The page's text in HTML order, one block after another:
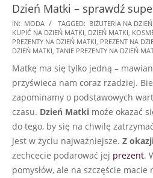
Dzień Matki – sprawdź
2021-
04-
05
IN: MODA TAGGED: BIŻUTERIA NA
KUPIĆ NA DZIEŃ MATKI DZIEŃ MATKI
PREZENTY NA DZIEŃ MATKI PREZENT NA
DZIEŃ MATKI TANIE PREZENTY NA DZIEŃ
Matkę ma się tylko jedną –
przyświeca nam coraz rzadziej.
zapominamy o podstawowych
czasu. Dzień Matki może okazać
do tego, by się na chwilę
jest w życiu najważniejsze. Z
zechcecie podarować jej prezent.
pomysłów, ale na szczęście macie